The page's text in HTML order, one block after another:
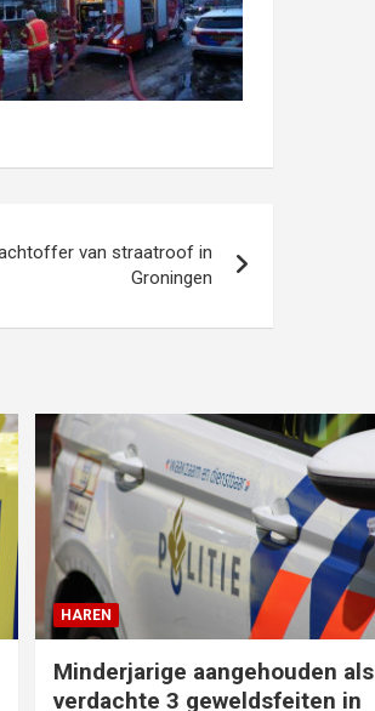
van straatroof in
Groningen
HAREN
Minderjarige aangehouden als
verdachte 3 geweldsfeiten in